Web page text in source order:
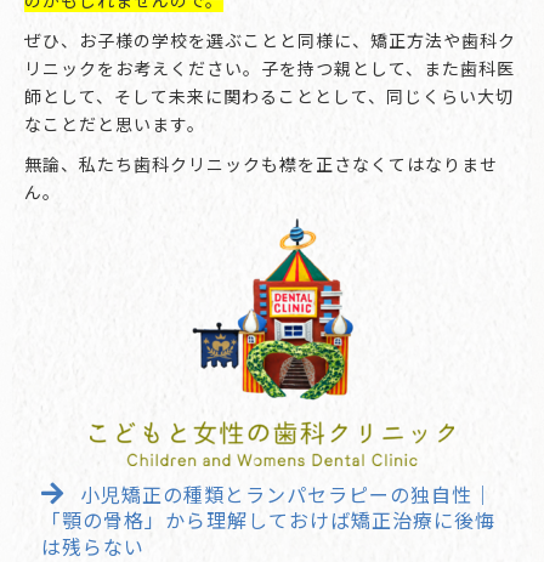
ぜひ、お子様の学校を選ぶことと同様に、矯正方法や歯科ク
リニックをお考えください。子を持つ親として、また歯科医
師として、そして未来に関わることとして、同じくらい大切
なことだと思います。
無論、私たち歯科クリニックも襟を正さなくてはなりませ
ん。
小児矯正の種類とランパセラピーの独自性｜
「顎の骨格」から理解しておけば矯正治療に後悔
は残らない